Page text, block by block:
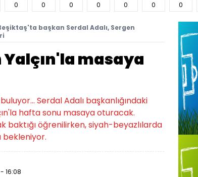
0 0 0 0 0 0 0
başkan Serdal Adalı, Sergen
Yalçın'la masaya
Serdal Adalı başkanlığındaki
hafta sonu masaya oturacak.
baktığı öğrenilirken, siyah-beyazlılarda
bekleniyor.
16:08